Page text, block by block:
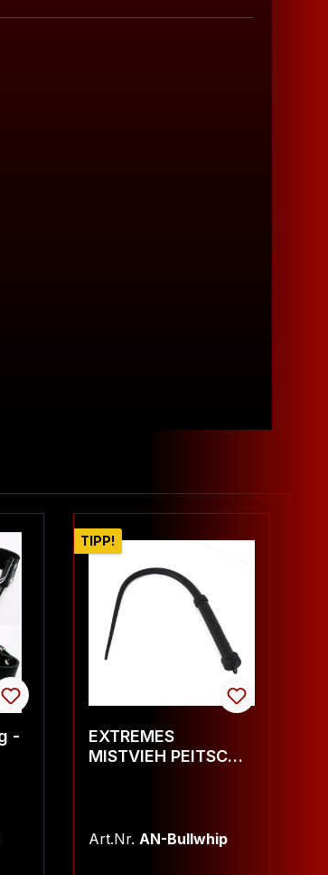
-
TIPP!
EXTREMES
MISTVIEH PEITSCHE
Art.Nr. AN-Bullwhip